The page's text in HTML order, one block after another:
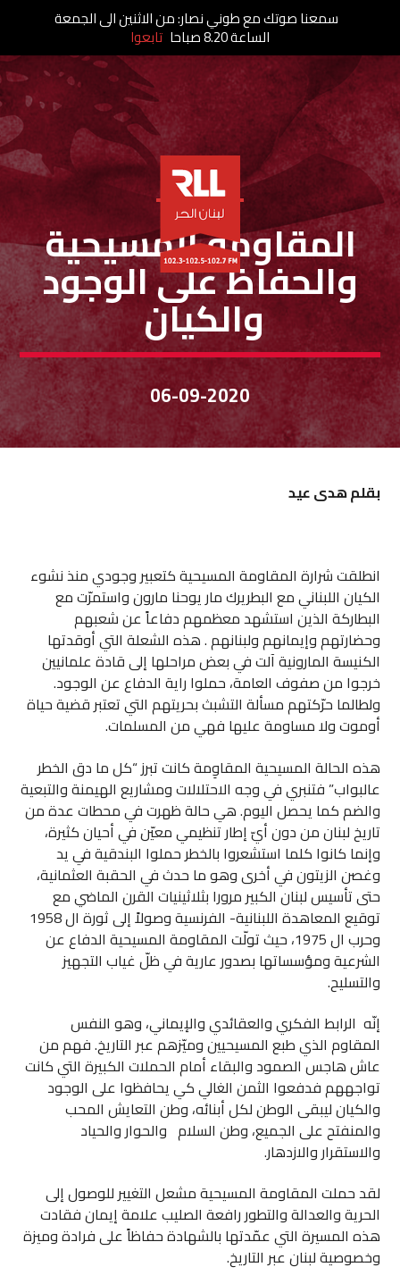
خاص لبنان الحر
المقاومة المسيحية
والحفاظ على الوجود
والكيان
06-09-2020
بقلمهدى عيد
انطلقت شرارة المقاومة المسيحية كتعبير وجودي منذ نشوء
الكيان اللبناني مع البطريرك مار يوحنا مارون واستمرّت مع
البطاركة الذين استشهد معظمهم دفاعاً عن شعبهم
وحضارتهم وإيمانهم ولبنانهم . هذه الشعلة التي أوقدتها
الكنيسة المارونية آلت في بعض مراحلها إلى قادة علمانيين
خرجوا من صفوف العامة، حملوا راية الدفاع عن الوجود.
ولطالما حرّكتهم مسألة التشبث بحريتهم التي تعتبر قضية حياة
أوموت ولا مساومة عليها فهي من المسلمات.
هذه الحالة المسيحية المقاوِمة كانت تبرز “كل ما دق الخطر
عالبواب” فتنبري في وجه الاحتلالات ومشاريع الهيمنة والتبعية
والضم كما يحصل اليوم. هي حالة ظهرت في محطات عدة من
تاريخ لبنان من دون أيّ إطار تنظيمي معيّن في أحيان كثيرة،
وإنما كانوا كلما استشعروا بالخطر حملوا البندقية في يد
وغصن الزيتون في أخرى وهو ما حدث في الحقبة العثمانية،
حتى تأسيس لبنان الكبير مرورا بثلاثينيات القرن الماضي مع
توقيع المعاهدة اللبنانية- الفرنسية وصولاً إلى ثورة ال 1958
وحرب ال 1975، حيث تولّت المقاومة المسيحية الدفاع عن
الشرعية ومؤسساتها بصدور عارية في ظلّ غياب التجهيز
والتسليح.
إنّه الرابط الفكري والعقائدي والإيماني، وهو النفس
المقاوم الذي طبع المسيحيين وميّزهم عبر التاريخ. فهم من
عاش هاجس الصمود والبقاء أمام الحملات الكبيرة التي كانت
تواجههم فدفعوا الثمن الغالي كي يحافظوا على الوجود
والكيان ليبقى الوطن لكل أبنائه، وطن التعايش المحب
والمنفتح على الجميع، وطن السلام والحوار والحياد
والاستقرار والازدهار.
لقد حملت المقاومة المسيحية مشعل التغيير للوصول إلى
الحرية والعدالة والتطور رافعة الصليب علامة إيمان فقادت
هذه المسيرة التي عمّدتها بالشهادة حفاظاً على فرادة وميزة
وخصوصية لبنان عبر التاريخ.
سمعنا صوتك مع طوني نصار: من الاثنين الى الجمعة
الساعة 8.20 صباحا تابعوا